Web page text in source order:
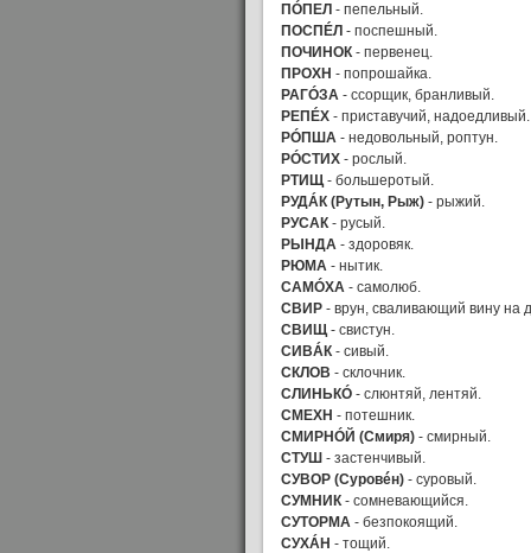
ПÓПЕЛ - пепельный.
ПОСПÉЛ - поспешный.
ПОЧИНОК - первенец.
ПРОХН - попрошайка.
РАГÓЗА - ссорщик, бранливый.
РЕПÉХ - приставучий, надоедливый.
РÓПША - недовольный, роптун.
РÓСТИХ - рослый.
РТИЩ- большеротый.
РУДÁК (Рутын, Рыж) - рыжий.
РУСАК - русый.
РЫНДА - здоровяк.
РЮМА - нытик.
САМÓХА - самолюб.
СВИР - врун, сваливающий вину на
СВИЩ- свистун.
СИВÁК - сивый.
СКЛОВ - склочник.
СЛИНЬКÓ - слюнтяй, лентяй.
СМЕХН - потешник.
СМИРНÓЙ (Смиря) - смирный.
СТУШ - застенчивый.
СУВОР (Суровéн) - суровый.
СУМНИК - сомневающийся.
СУТОРМА - безпокоящий.
СУХÁН - тощий.